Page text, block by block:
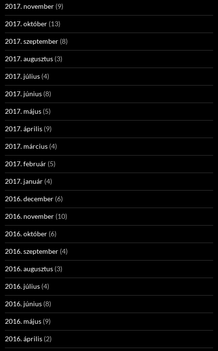
2017. november (9)
2017. október (13)
2017. szeptember (8)
2017. augusztus (3)
2017. július (4)
2017. június (8)
2017. május (5)
2017. április (9)
2017. március (4)
2017. február (5)
2017. január (4)
2016. december (6)
2016. november (10)
2016. október (6)
2016. szeptember (4)
2016. augusztus (3)
2016. július (4)
2016. június (8)
2016. május (9)
2016. április (2)